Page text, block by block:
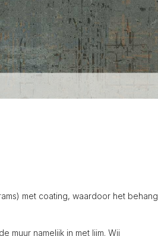
met coating, waardoor het behang
muur namelijk in met lijm. Wij